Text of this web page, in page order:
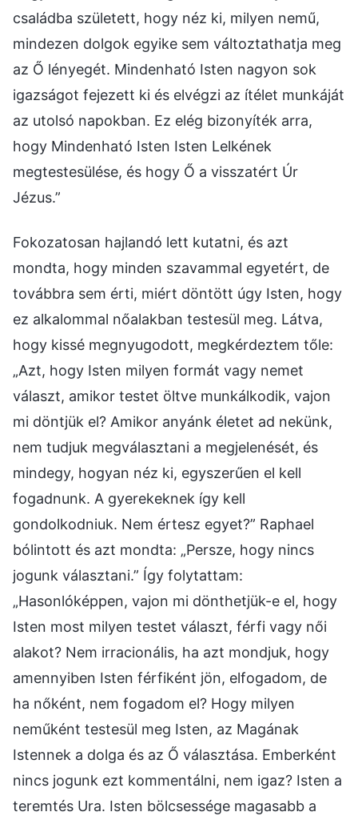
családba született, hogy néz ki, milyen nemű,
mindezen dolgok egyike sem változtathatja meg
az Ő lényegét. Mindenható Isten nagyon sok
igazságot fejezett ki és elvégzi az ítélet munkáját
az utolsó napokban. Ez elég bizonyíték arra,
hogy Mindenható Isten Isten Lelkének
megtestesülése, és hogy Ő a visszatért Úr
Jézus.”
Fokozatosan hajlandó lett kutatni, és azt
mondta, hogy minden szavammal egyetért, de
továbbra sem érti, miért döntött úgy Isten, hogy
ez alkalommal nőalakban testesül meg. Látva,
hogy kissé megnyugodott, megkérdeztem tőle:
„Azt, hogy Isten milyen formát vagy nemet
választ, amikor testet öltve munkálkodik, vajon
mi döntjük el? Amikor anyánk életet ad nekünk,
nem tudjuk megválasztani a megjelenését, és
mindegy, hogyan néz ki, egyszerűen el kell
fogadnunk. A gyerekeknek így kell
gondolkodniuk. Nem értesz egyet?” Raphael
bólintott és azt mondta: „Persze, hogy nincs
jogunk választani.” Így folytattam:
„Hasonlóképpen, vajon mi dönthetjük-e el, hogy
Isten most milyen testet választ, férfi vagy női
alakot? Nem irracionális, ha azt mondjuk, hogy
amennyiben Isten férfiként jön, elfogadom, de
ha nőként, nem fogadom el? Hogy milyen
neműként testesül meg Isten, az Magának
Istennek a dolga és az Ő választása. Emberként
nincs jogunk ezt kommentálni, nem igaz? Isten a
teremtés Ura. Isten bölcsessége magasabb a